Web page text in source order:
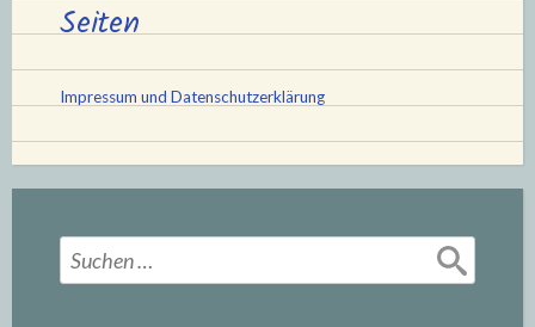
Seiten
Impressum und Datenschutzerklärung
Suchen
nach: